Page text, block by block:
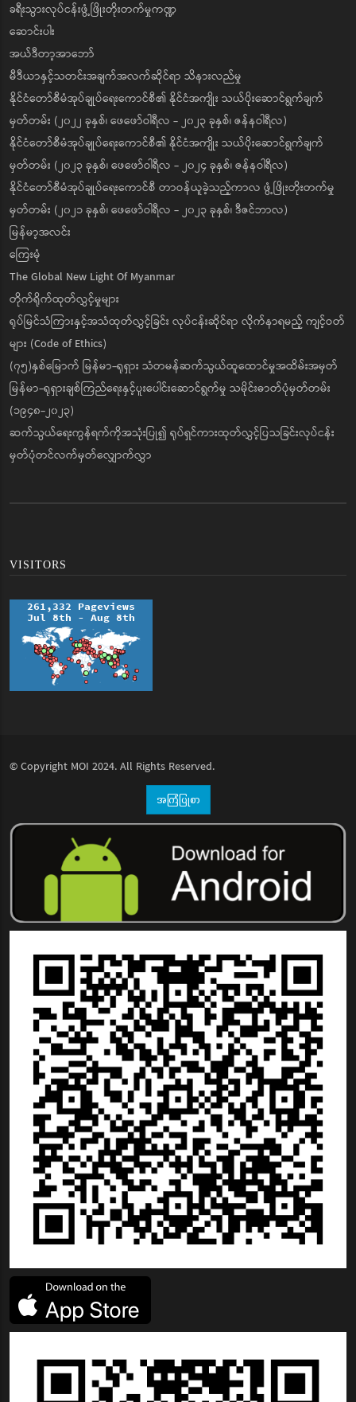
ခရီးသွားလုပ်ငန်းဖွံ့ဖြိုးတိုးတက်မှုကဏ္ဍ
ဆောင်းပါး
အယ်ဒီတာ့အာဘော်
မီဒီယာနှင့်သတင်းအချက်အလက်ဆိုင်ရာ သိနားလည်မှု
နိုင်ငံတော်စီမံအုပ်ချုပ်ရေးကောင်စီ၏ နိုင်ငံအကျိုး သယ်ပိုးဆောင်ရွက်ချက်
မှတ်တမ်း (၂၀၂၂ ခုနှစ်၊ ဖေဖော်ဝါရီလ - ၂၀၂၃ ခုနှစ်၊ ဇန်နဝါရီလ)
နိုင်ငံတော်စီမံအုပ်ချုပ်ရေးကောင်စီ၏ နိုင်ငံအကျိုး သယ်ပိုးဆောင်ရွက်ချက်
မှတ်တမ်း (၂၀၂၃ ခုနှစ်၊ ဖေဖော်ဝါရီလ - ၂၀၂၄ ခုနှစ်၊ ဇန်နဝါရီလ)
နိုင်ငံတော်စီမံအုပ်ချုပ်ရေးကောင်စီ တာဝန်ယူခဲ့သည့်ကာလ ဖွံ့ဖြိုးတိုးတက်မှု
မှတ်တမ်း (၂၀၂၁ ခုနှစ်၊ ဖေဖော်ဝါရီလ - ၂၀၂၃ ခုနှစ်၊ ဒီဇင်ဘာလ)
မြန်မာ့အလင်း
ကြေးမုံ
The Global New Light Of Myanmar
တိုက်ရိုက်ထုတ်လွှင့်မှုများ
ရုပ်မြင်သံကြားနှင့်အသံထုတ်လွှင့်ခြင်း လုပ်ငန်းဆိုင်ရာ လိုက်နာရမည့် ကျင့်ဝတ်
များ (Code of Ethics)
(၇၅)နှစ်မြောက် မြန်မာ-ရုရှား သံတမန်ဆက်သွယ်ထူထောင်မှုအထိမ်းအမှတ်
မြန်မာ-ရုရှားချစ်ကြည်ရေးနှင့်ပူးပေါင်းဆောင်ရွက်မှု သမိုင်းဓာတ်ပုံမှတ်တမ်း
(၁၉၄၈-၂၀၂၃)
ဆက်သွယ်ရေးကွန်ရက်ကိုအသုံးပြု၍ ရုပ်ရှင်ကားထုတ်လွှင့်ပြသခြင်းလုပ်ငန်း
မှတ်ပုံတင်လက်မှတ်လျှောက်လွှာ
VISITORS
© Copyright MOI 2024. All Rights Reserved.
အကြံပြုစာ